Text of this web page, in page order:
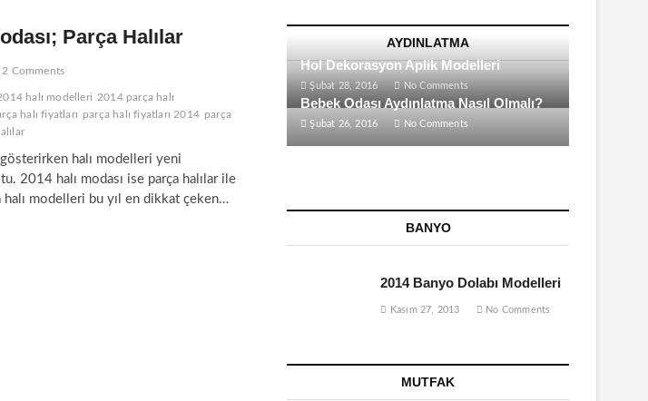
n
Parça Halılar
2 Comments
halı modelleri 2014 parça halı
halı fiyatları parça halı fiyatları 2014 parça
gösterirken halı modelleri yeni
2014 halı modası ise parça halılar ile
modelleri bu yıl en dikkat çeken…
AYDINLATMA
Hol Dekorasyon Aplik Modelleri
Şubat 28, 2016 No Comments
Bebek Odası Aydınlatma Nasıl Olmalı?
Şubat 26, 2016 No Comments
BANYO
2014 Banyo Dolabı Modelleri
Kasım 27, 2013 No Comments
MUTFAK